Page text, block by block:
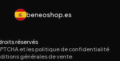
beneoshop.es
réservés
et les politique de confidentialité
générales de vente